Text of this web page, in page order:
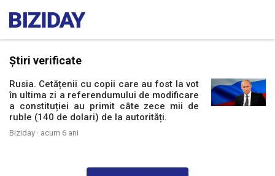
Știri verificate
Rusia. Cetățenii cu copii care au fost la vot
în ultima zi a referendumului de modificare
a constituției au primit câte zece mii de
ruble (140 de dolari) de la autorități.
Biziday · acum 6 ani